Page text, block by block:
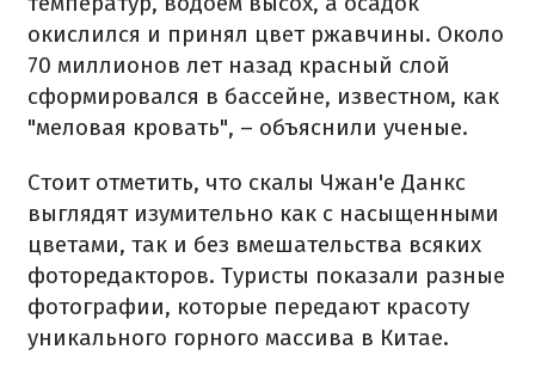
окислился и принял цвет ржавчины. Около
70 миллионов лет назад красный слой
сформировался в бассейне, известном, как
"меловая кровать", – объяснили ученые.
Стоит отметить, что скалы Чжан'е Данкс
выглядят изумительно как с насыщенными
цветами, так и без вмешательства всяких
фоторедакторов. Туристы показали разные
фотографии, которые передают красоту
уникального горного массива в Китае.